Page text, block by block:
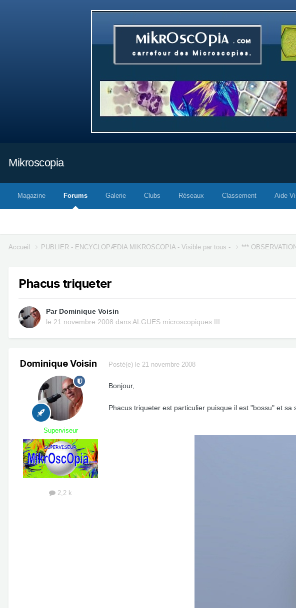
Mikroscopia
Magazine Forums Galerie Clubs Réseaux Classement Aide
Accueil PUBLIER - ENCYCLOPÆDIA MIKROSCOPIA - Visible par tous - ***
Phacus triqueter
Par Dominique Voisin
le 21 novembre 2008 dansALGUES microscopiques III
Dominique Voisin
Superviseur
2,2 k
Posté(e) le 21 novembre 2008
Bonjour,
Phacus triqueter est particulier puisque il est "bossu" et